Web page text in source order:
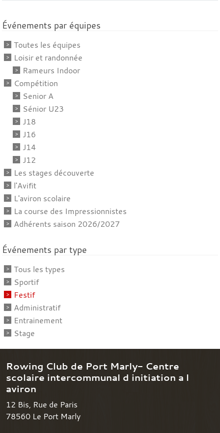
Événements par équipes
Toutes les équipes
Loisir et randonnée
Rameurs Indoor
Compétition
Senior A
Sénior U23
J18
J16
J14
J12
Les stages découverte
l'Avifit
L'aviron scolaire
La course des Impressionnistes
Adhérents saison 2026/2027
Événements par type
Tous les types
Sportif
Festif
Administratif
Entrainement
Stage
Rowing Club de Port Marly- Centre
scolaire intercommunal d initiation a l
aviron
12 Bis, Rue de Paris
78560 Le Port Marly